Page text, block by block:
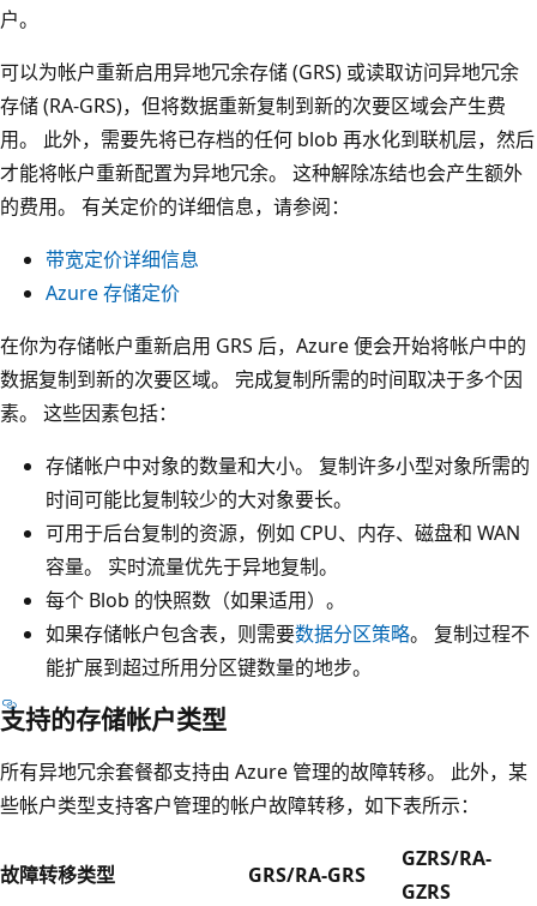
户。
可以为帐户重新启用异地冗余存储 (GRS) 或读取访问异地冗余
存储 (RA-GRS)，但将数据重新复制到新的次要区域会产生费
用。 此外，需要先将已存档的任何 blob 再水化到联机层，然后
才能将帐户重新配置为异地冗余。 这种解除冻结也会产生额外
的费用。 有关定价的详细信息，请参阅：
带宽定价详细信息
Azure 存储定价
在你为存储帐户重新启用 GRS 后，Azure 便会开始将帐户中的
数据复制到新的次要区域。 完成复制所需的时间取决于多个因
素。 这些因素包括：
存储帐户中对象的数量和大小。 复制许多小型对象所需的
时间可能比复制较少的大对象要长。
可用于后台复制的资源，例如 CPU、内存、磁盘和 WAN
容量。 实时流量优先于异地复制。
每个 Blob 的快照数（如果适用）。
如果存储帐户包含表，则需要数据分区策略。 复制过程不
能扩展到超过所用分区键数量的地步。
支持的存储帐户类型
所有异地冗余套餐都支持由 Azure 管理的故障转移。 此外，某
些帐户类型支持客户管理的帐户故障转移，如下表所示：
故障转移类型 GRS/RA-GRS
GZRS/RA-
GZRS